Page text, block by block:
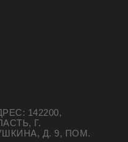
142200,
Г.
Д. 9, ПОМ.